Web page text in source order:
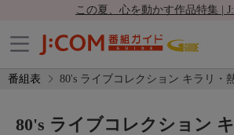
この夏、心を動かす作品特集 |
番組表 80's ライブコレクション キラリ・
80's ライブコレクション